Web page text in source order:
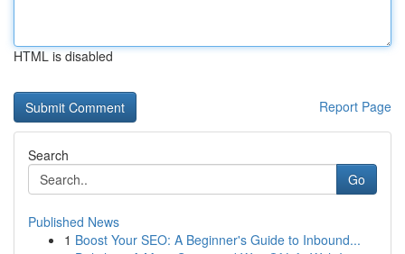
HTML is disabled
Report Page
Search
Go
Published News
1 Boost Your SEO: A Beginner's Guide to Inbound...